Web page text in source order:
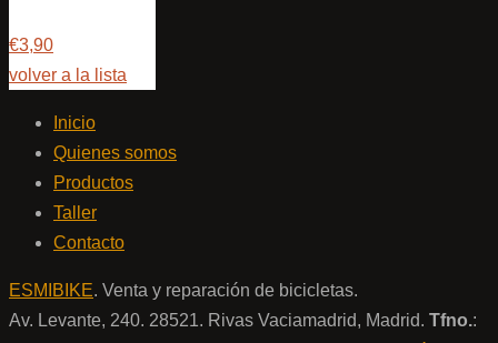
€3,90
volver a la lista
Inicio
Quienes somos
Productos
Taller
Contacto
ESMIBIKE. Venta y reparación de bicicletas.
Av. Levante, 240. 28521. Rivas Vaciamadrid, Madrid. Tfno.: